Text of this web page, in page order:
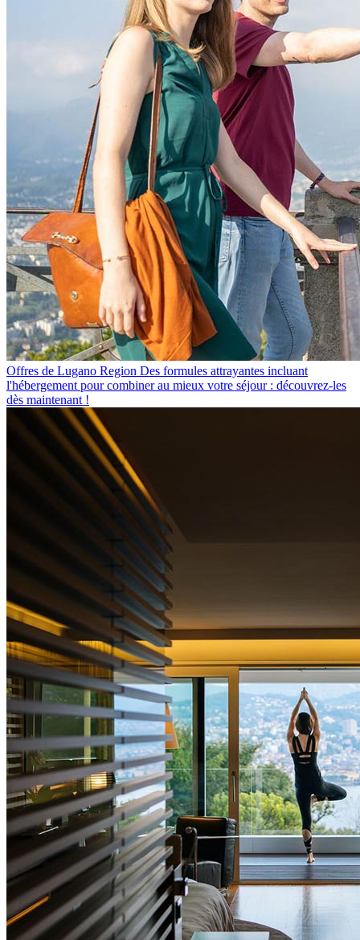
Offres de Lugano Region Des formules attrayantes incluant
l'hébergement pour combiner au mieux votre séjour : découvrez-les
dès maintenant !